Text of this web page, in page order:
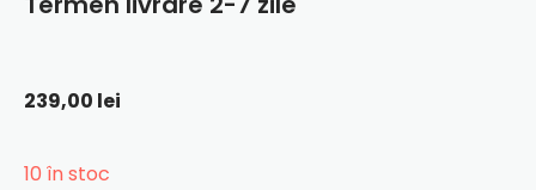
239,00 lei
10 în stoc